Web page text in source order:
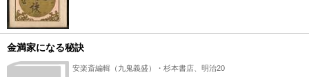
金満家になる秘訣
安楽斎編輯（九鬼義盛）・杉本書店、明治20